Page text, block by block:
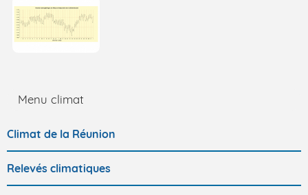
Menu climat
Climat de la Réunion
Relevés climatiques